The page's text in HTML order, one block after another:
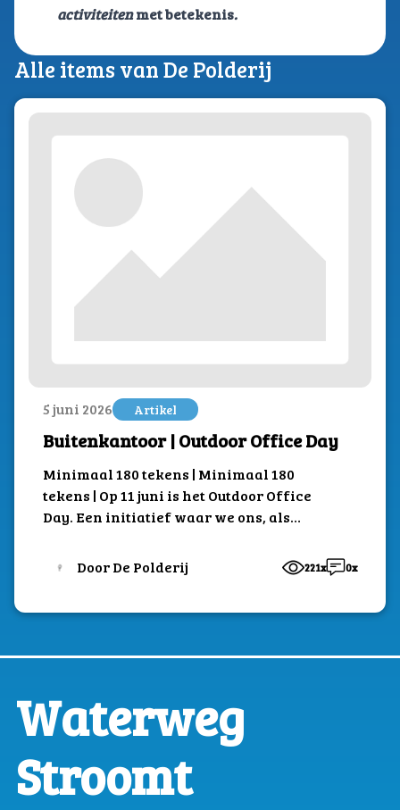
activiteitenmet betekenis.
Alle items van De Polderij
5 juni 2026 Artikel
Buitenkantoor | Outdoor Office Day
Minimaal 180 tekens | Minimaal 180
tekens | Op 11 juni is het Outdoor Office
Day. Een initiatief waar we ons, als
scharen!Door De Polderij 221x 0x
Waterweg
Stroomt